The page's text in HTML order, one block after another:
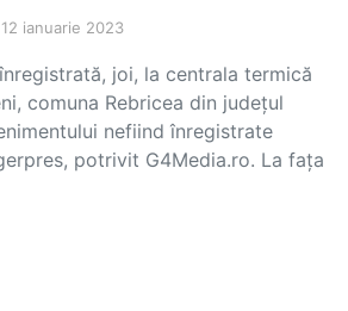
12 ianuarie 2023
joi, la centrala termică
comuna Rebricea din judeţul
nefiind înregistrate
potrivit G4Media.ro. La faţa